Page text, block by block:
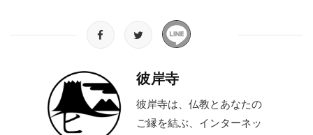
彼岸寺
彼岸寺は、仏教とあなたの
ご縁を結ぶ、インターネッ